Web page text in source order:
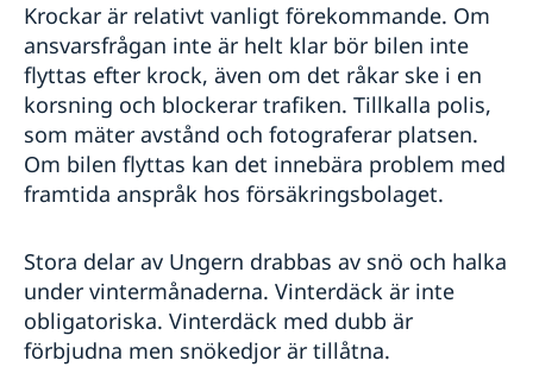
Krockar är relativt vanligt förekommande. Om
ansvarsfrågan inte är helt klar bör bilen inte
flyttas efter krock, även om det råkar ske i en
korsning och blockerar trafiken. Tillkalla polis,
som mäter avstånd och fotograferar platsen.
Om bilen flyttas kan det innebära problem med
framtida anspråk hos försäkringsbolaget.
Stora delar av Ungern drabbas av snö och halka
under vintermånaderna. Vinterdäck är inte
obligatoriska. Vinterdäck med dubb är
förbjudna men snökedjor är tillåtna.